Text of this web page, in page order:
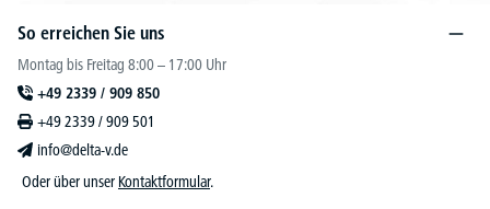
So erreichen Sie uns
Montag bis Freitag 8:00 – 17:00 Uhr
+49 2339 / 909 850
+49 2339 / 909 501
info@delta-v.de
Oder über unser Kontaktformular.